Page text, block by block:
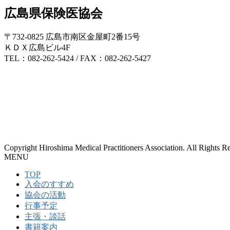
広島県保険医協会
〒732-0825 広島市南区金屋町2番15号
ＫＤＸ広島ビル4F
TEL：082-262-5424 / FAX：082-262-5427
Copyright Hiroshima Medical Practitioners Association. All Rights
MENU
TOP
入会のすすめ
協会の活動
行事予定
主張・談話
書籍案内